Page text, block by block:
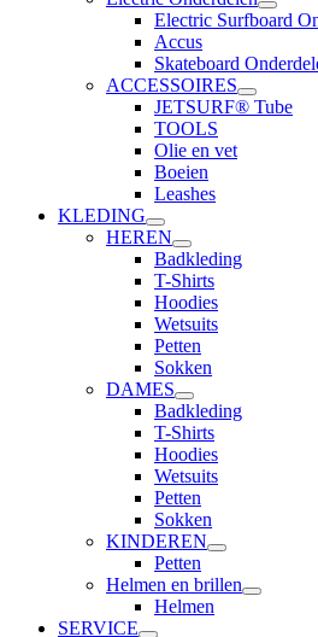
Electric Surfboard
Accus
Skateboard
ACCESSOIRES
JETSURF® Tube
TOOLS
Olie en vet
Boeien
Leashes
KLEDING
HEREN
Badkleding
T-Shirts
Hoodies
Wetsuits
Petten
Sokken
DAMES
Badkleding
T-Shirts
Hoodies
Wetsuits
Petten
Sokken
KINDEREN
Petten
Helmen en brillen
Helmen
SERVICE